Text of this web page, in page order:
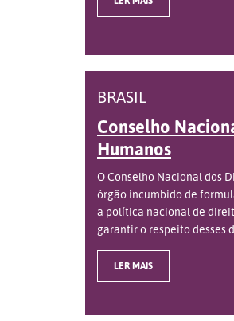
BRASIL
Conselho
Humanos
O Conselho Nacional dos
órgão incumbido de
a política nacional de
garantir o respeito desses
LER MAIS